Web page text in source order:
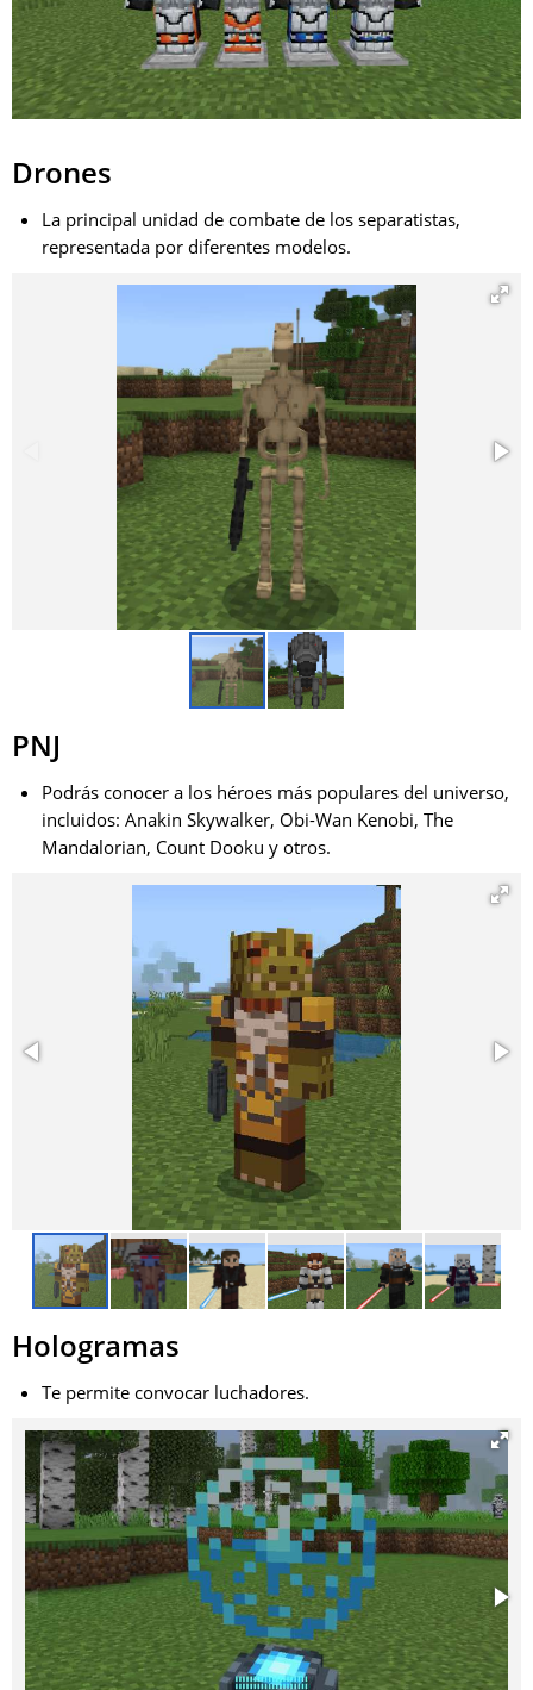
Drones
La principal unidad de combate de los separatistas,
representada por diferentes modelos.
PNJ
Podrás conocer a los héroes más populares del universo,
incluidos: Anakin Skywalker, Obi-Wan Kenobi, The
Mandalorian, Count Dooku y otros.
Hologramas
Te permite convocar luchadores.